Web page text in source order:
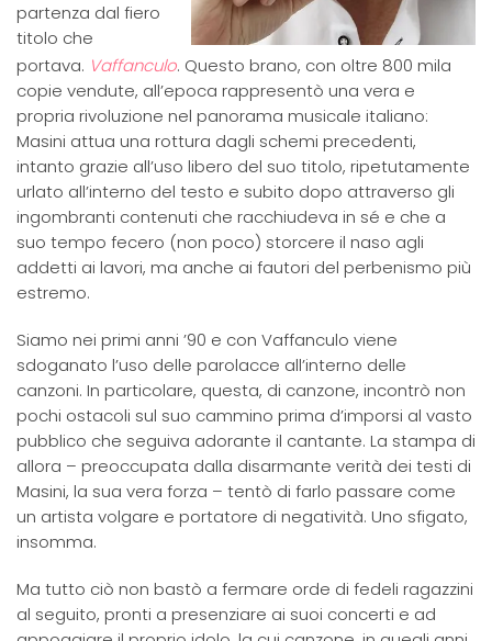
partenza dal fiero
titolo che
portava. Vaffanculo. Questo brano, con oltre 800 mila
copie vendute, all’epoca rappresentò una vera e
propria rivoluzione nel panorama musicale italiano:
Masini attua una rottura dagli schemi precedenti,
intanto grazie all’uso libero del suo titolo, ripetutamente
urlato all’interno del testo e subito dopo attraverso gli
ingombranti contenuti che racchiudeva in sé e che a
suo tempo fecero (non poco) storcere il naso agli
addetti ai lavori, ma anche ai fautori del perbenismo più
estremo.
Siamo nei primi anni ’90 e con Vaffanculo viene
sdoganato l’uso delle parolacce all’interno delle
canzoni. In particolare, questa, di canzone, incontrò non
pochi ostacoli sul suo cammino prima d’imporsi al vasto
pubblico che seguiva adorante il cantante. La stampa di
allora – preoccupata dalla disarmante verità dei testi di
Masini, la sua vera forza – tentò di farlo passare come
un artista volgare e portatore di negatività. Uno sfigato,
insomma.
Ma tutto ciò non bastò a fermare orde di fedeli ragazzini
al seguito, pronti a presenziare ai suoi concerti e ad